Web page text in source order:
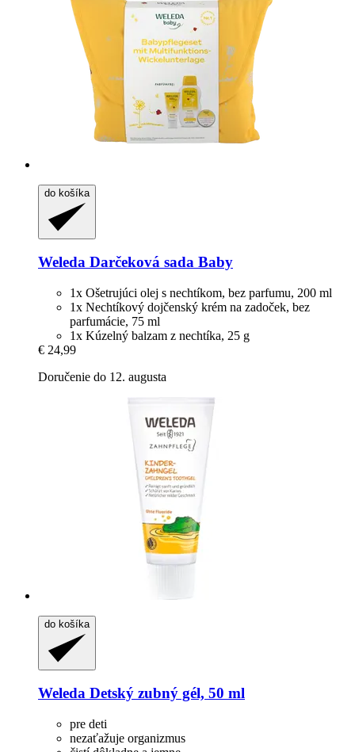
do košíka
Weleda Darčeková sada Baby
1x Ošetrujúci olej s nechtíkom, bez parfumu, 200 ml
1x Nechtíkový dojčenský krém na zadoček, bez
parfumácie, 75 ml
1x Kúzelný balzam z nechtíka, 25 g
€ 24,99
Doručenie do 12. augusta
do košíka
Weleda Detský zubný gél, 50 ml
pre deti
nezaťažuje organizmus